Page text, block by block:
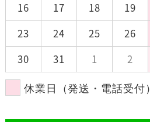
16
17 18 19
23
24 25 26
30
31 1 2
休業日（発送・電話受付）